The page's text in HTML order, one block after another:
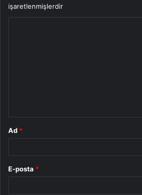
işaretlenmişlerdir
Ad *
E-posta *